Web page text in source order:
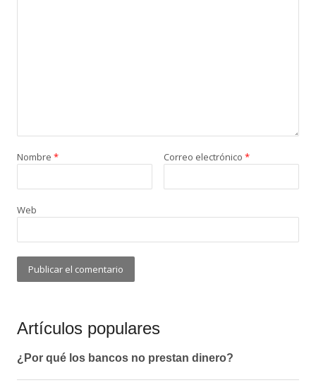
Nombre * Correo electrónico *
Web
Artículos populares